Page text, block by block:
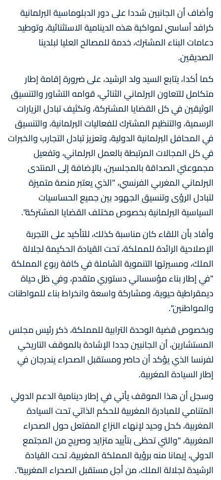
وأضاف أن الجانبين شددا على دور الدبلوماسية البرلمانية
كرافد أساسي لمواكبة هذه الدينامية الاستثنائية، وتوطيد
دعامات البناء المشترك، خدمة للمصالح العليا لبلدينا
الصديقين.
كما أكدا، يتابع السيد ولد الرشيد، على ضرورة إقامة إطار
متكامل للتعاون البرلماني الثنائي، قوامه التشاور والتنسيق
الوثيقين في كل القضايا المشتركة، وتكثيف تبادل الزيارات
الرسمية، والتنظيم المشترك للفعاليات البرلمانية، والتنسيق
في المحافل البرلمانية الدولية، وتعزيز تبادل التجارب والخبرات
في كل المجالات المرتبطة بالعمل البرلماني، وتفعيل
مجموعتي الصداقة بالمجلسين، بالإضافة إلى المنتدى
البرلماني المغربي الفرنسي، "الذي يعتبر منصة متميزة
لتبادل الرؤى وتنسيق الجهود بين جميع الحساسيات
السياسية البرلمانية بخصوص مختلف القضايا المشتركة".
وأفاد بأن اللقاء كان مناسبة كذلك، للتأكيد على التجربة
الإصلاحية الرائدة للمملكة، تحت القيادة الحكيمة لجلالة
الملك، ومسيرتها التنموية الشاملة في كافة ربوع المملكة
"في إطار بناء مؤسساتي دستوري متقدم، وفي ظل حياة
ديمقراطية حيوية، ومشاركة واسعة وانخراط بناء للمواطنات
والمواطنين".
وبخصوص قضية الوحدة الترابية للمملكة، ذكر رئيس مجلس
المستشارين، أن الجانبين جددا الإشادة بالموقف التاريخي
لفرنسا الذي يؤكد أن حاضر ومستقبل الصحراء يندرجان في
إطار السيادة المغربية.
وسجل أن هذا الموقف يأتي في إطار دينامية الدعم الدولي
المتنامي للمبادرة المغربية للحكم الذاتي تحت السيادة
المغربية، كحل وحيد لإنهاء النزاع المفتعل حول الصحراء
المغربية، "والتي تحظى بتأييد متزايد وصريح من المجتمع
الدولي، إيمانا منه برؤية المملكة المغربية، تحت القيادة
الرشيدة لجلالة الملك، من أجل مستقبل الصحراء المغربية".